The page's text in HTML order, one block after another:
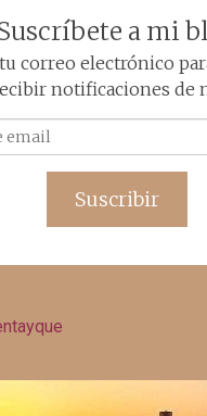
a mi
correo electrónico
notificaciones de
de
Suscribir